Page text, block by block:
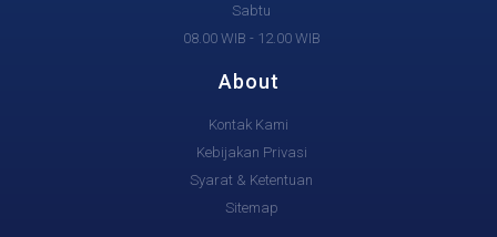
Sabtu
08.00 WIB - 12.00 WIB
About
Kontak Kami
Kebijakan Privasi
Syarat & Ketentuan
Sitemap